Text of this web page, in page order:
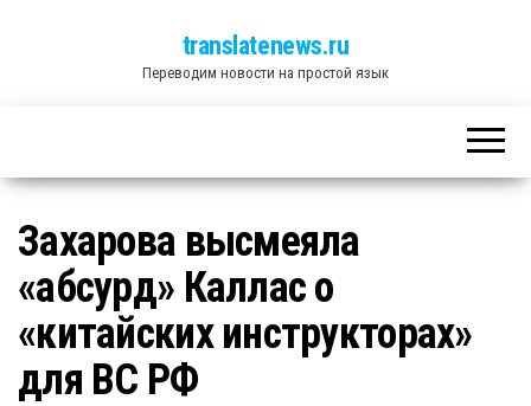
translatenews.ru
Переводим новости на простой язык
Захарова высмеяла
«абсурд» Каллас о
«китайских инструкторах»
для ВС РФ